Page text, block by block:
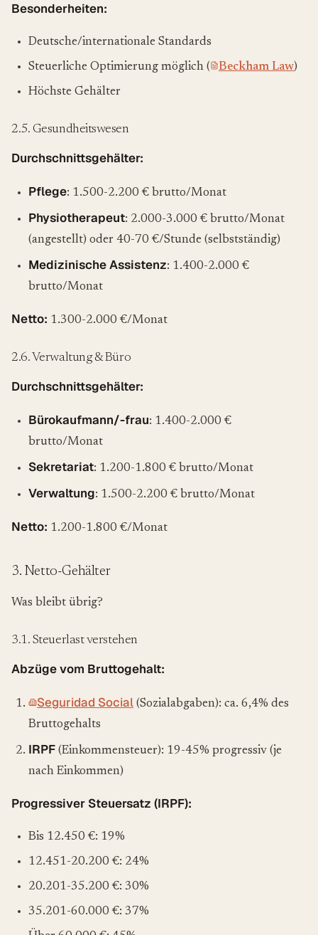
Besonderheiten:
Deutsche/internationale Standards
Steuerliche Optimierung möglich ( Beckham Law)
Höchste Gehälter
2.5. Gesundheitswesen
Durchschnittsgehälter:
Pflege: 1.500-2.200 € brutto/Monat
Physiotherapeut: 2.000-3.000 € brutto/Monat
(angestellt) oder 40-70 €/Stunde (selbstständig)
Medizinische Assistenz: 1.400-2.000 €
brutto/Monat
Netto: 1.300-2.000 €/Monat
2.6. Verwaltung & Büro
Durchschnittsgehälter:
Bürokaufmann/-frau: 1.400-2.000 €
brutto/Monat
Sekretariat: 1.200-1.800 € brutto/Monat
Verwaltung: 1.500-2.200 € brutto/Monat
Netto: 1.200-1.800 €/Monat
3. Netto-Gehälter
Was bleibt übrig?
3.1. Steuerlast verstehen
Abzüge vom Bruttogehalt:
Seguridad Social (Sozialabgaben): ca. 6,4% des
Bruttogehalts
IRPF (Einkommensteuer): 19-45% progressiv (je
nach Einkommen)
Progressiver Steuersatz (IRPF):
Bis 12.450 €: 19%
12.451-20.200 €: 24%
20.201-35.200 €: 30%
35.201-60.000 €: 37%